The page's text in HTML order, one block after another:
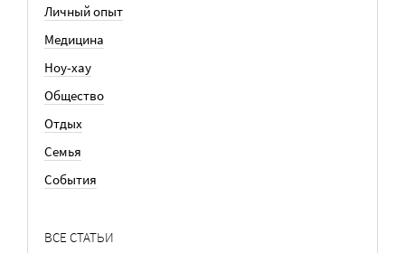
Личный опыт
Медицина
Ноу-хау
Общество
Отдых
Семья
События
ВСЕ СТАТЬИ